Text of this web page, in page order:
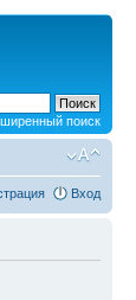
поиск
Вход